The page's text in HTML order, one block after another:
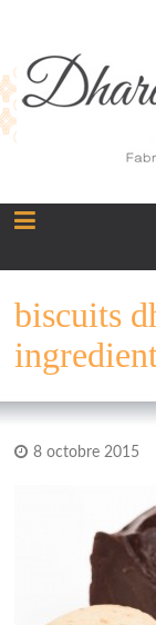
biscuits
8 octobre 2015